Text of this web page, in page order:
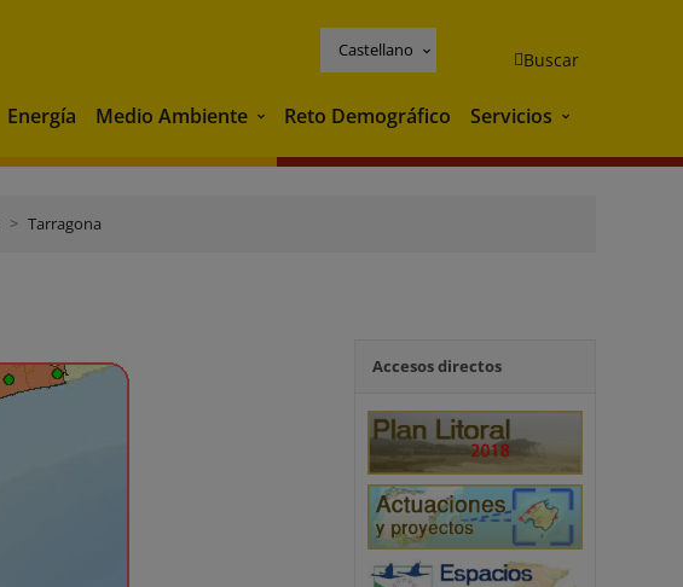
Castellano Buscar
Energía Medio Ambiente Medio Ambiente
Reto Demográfico Servicios Servicios
Tarragona
Accesos directos